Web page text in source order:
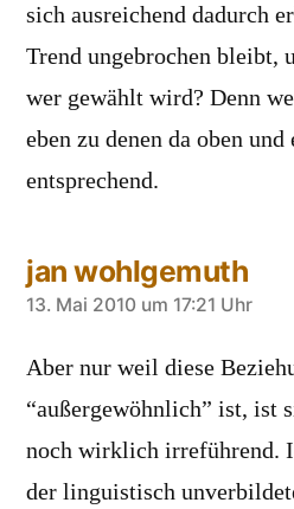
sich ausreichend dadurch
Trend ungebrochen bleibt,
wer gewählt wird? Denn
eben zu denen da oben
entsprechend.
jan wohlgemuth
sagt:
13. Mai 2010 um 17:21 Uhr
Aber nur weil diese
“außergewöhnlich” ist, ist
noch wirklich irreführend.
der linguistisch